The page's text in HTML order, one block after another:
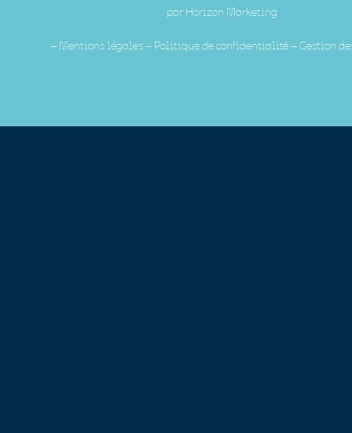
parHorizon Marketing
– Mentions légales– Politique de confidentialité–Gestion